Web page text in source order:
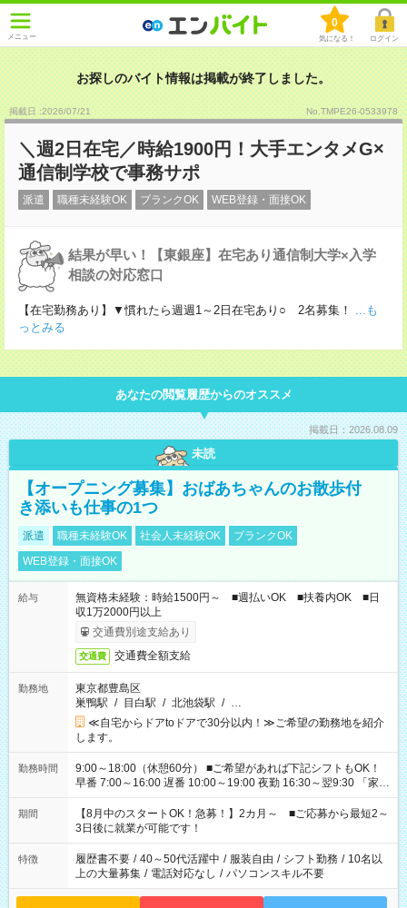
メニュー
0
気になる！ ログイン
お探しのバイト情報は掲載が終了しました。
掲載日 :2026/07/21 No.TMPE26-0533978
＼週2日在宅／時給1900円！大手エンタメG×
通信制学校で事務サポ
派遣 職種未経験OK ブランクOK WEB登録・面接OK
結果が早い！【東銀座】在宅あり通信制大学×入学
相談の対応窓口
【在宅勤務あり】▼慣れたら週週1～2日在宅あり○ 2名募集！
...も
っとみる
あなたの閲覧履歴からのオススメ
掲載日：2026.08.09
未読
【オープニング募集】おばあちゃんのお散歩付
き添いも仕事の1つ
派遣 職種未経験OK 社会人未経験OK
ブランクOK
WEB登録・面接OK
給与
無資格未経験：時給1500円～ ■週払いOK ■扶養内OK ■日
収1万2000円以上
交通費別途支給あり
交通費 交通費全額支給
勤務地
東京都豊島区
巣鴨駅 / 目白駅 / 北池袋駅 / …
≪自宅からドアtoドアで30分以内！≫ご希望の勤務地を紹介
します。
勤務時間
9:00～18:00（休憩60分） ■ご希望があれば下記シフトもOK！
早番 7:00～16:00 遅番 10:00～19:00 夜勤 16:30～翌9:30 「家族
と休みを合わせたい」 「余裕を持って夕飯の準備がしたい」
「できれば残業はしたくない」 など、ご希望を教えてください
ね。 ※Wワーク希望の方へ 今ご覧のお仕事で希望する勤務時間
と、もう1つのお仕事の勤務時間。 合計で週40時間を超える場
合は応募できません。
期間
【8月中のスタートOK！急募！】2カ月～ ■ご応募から最短2～
3日後に就業が可能です！
特徴 履歴書不要 / 40～50代活躍中 / 服装自由 / シフト勤務 / 10名以
上の大量募集 / 電話対応なし / パソコンスキル不要